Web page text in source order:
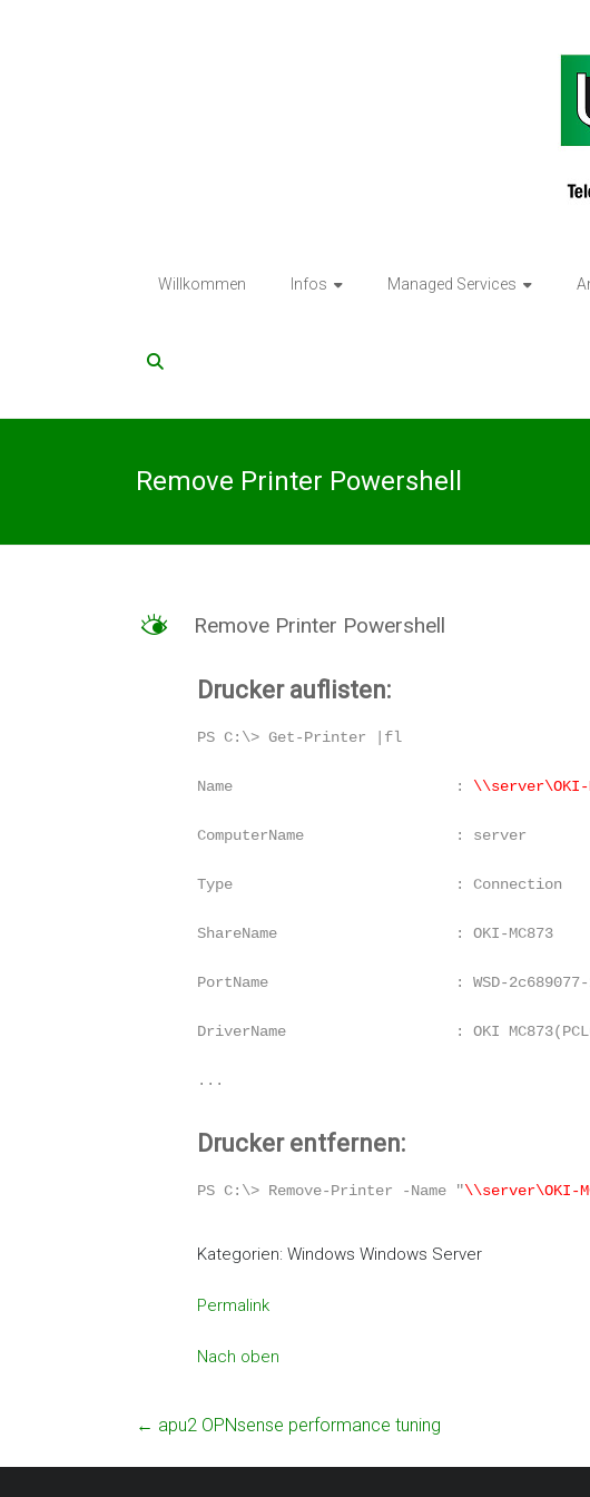
Legatech
Telekommunikation
–
–
Hosted
Willkommen Infos Managed Services
Remove Printer Powershell
M Remove Printer Powershell
Drucker auflisten:
PS C:\> Get-Printer |fl
Name                         : \\server\OKI-
ComputerName                 : server
Type                         : Connection
ShareName                    : OKI-MC873
PortName                     : WSD-2c689077-
DriverName                   : OKI
...
Drucker entfernen:
PS C:\> Remove-Printer -Name "\\server\OKI-
Kategorien: Windows Windows Server
Permalink
Nach oben
← apu2 OPNsense performance tuning